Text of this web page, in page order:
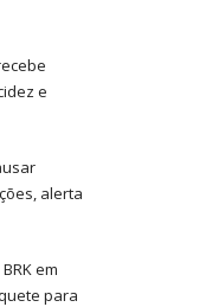
e
alerta
em
para